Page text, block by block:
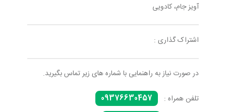
آویز جام، کادویی
اشتراک گذاری :
در صورت نیاز به راهنمایی با شماره های زیر تماس بگیرید.
تلفن همراه :
09376630457